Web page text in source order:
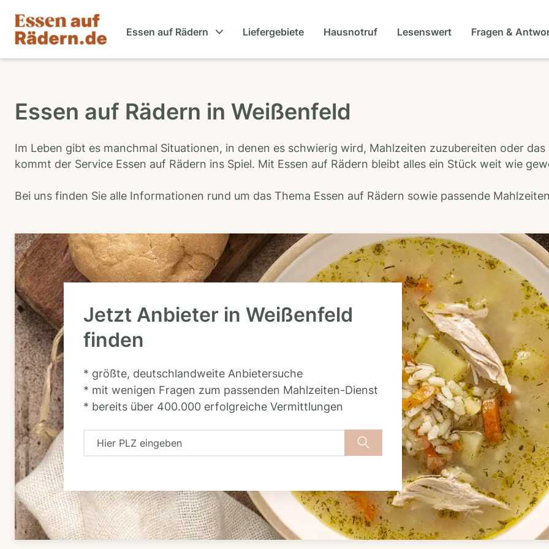
Essen auf Rädern Liefergebiete Hausnotruf Lesenswert Fragen &
Essen auf Rädern in Weißenfeld
Im Leben gibt es manchmal Situationen, in denen es schwierig wird, Mahlzeiten zuzubereiten oder
kommt der Service Essen auf Rädern ins Spiel. Mit Essen auf Rädern bleibt alles ein Stück weit wie
Bei uns finden Sie alle Informationen rund um das Thema Essen auf Rädern sowie passende
Jetzt Anbieter in Weißenfeld
finden
* größte, deutschlandweite Anbietersuche
* mit wenigen Fragen zum passenden Mahlzeiten-Dienst
* bereits über 400.000 erfolgreiche Vermittlungen
H
r
P
L